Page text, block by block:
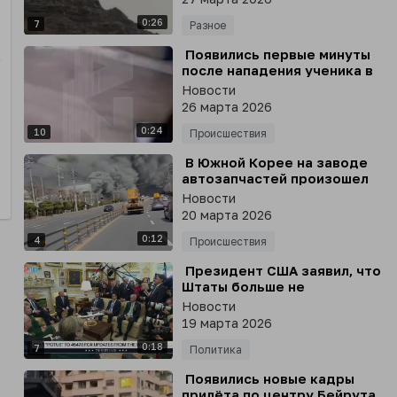
7 0:26
несущим винтом скалу
Разное
10 0:24
⁣ Появились первые минуты
после нападения ученика в
школе в Челябинске
Новости
26 марта 2026
Происшествия
4 0:12
⁣ В Южной Корее на заводе
автозапчастей произошел
крупный пожар, - Yonhap
Новости
20 марта 2026
Происшествия
7 0:18
⁣ Президент США заявил, что
Штаты больше не
нуждаются в помощи стран
НАТО, Японии, Австралии и
Южной Кореи с Ормузским
проливом
Новости
19 марта 2026
Политика
⁣ Появились новые кадры